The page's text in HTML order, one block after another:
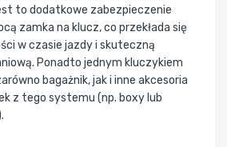
to dodatkowe zabezpieczenie
zamka na klucz, co przekłada się
w czasie jazdy i skuteczną
Ponadto jednym kluczykiem
bagażnik, jak i inne akcesoria
z tego systemu (np. boxy lub